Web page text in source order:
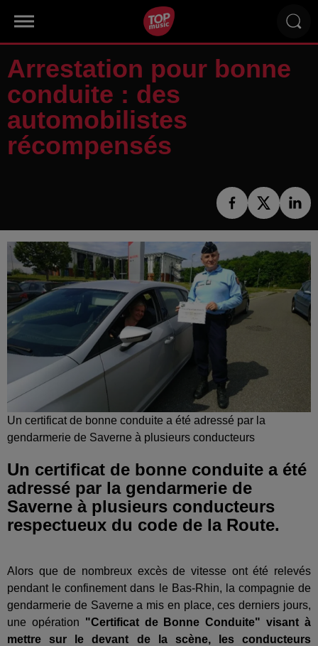
Arrestation pour bonne
conduite : des
automobilistes
récompensés
Un certificat de bonne conduite a été adressé par la
gendarmerie de Saverne à plusieurs conducteurs
Un certificat de bonne conduite a été
adressé par la gendarmerie de
Saverne à plusieurs conducteurs
respectueux du code de la Route.
Alors que de nombreux excès de vitesse ont été relevés
pendant le confinement dans le Bas-Rhin, la compagnie de
gendarmerie de Saverne a mis en place, ces derniers jours,
une opération "Certificat de Bonne Conduite" visant à
mettre sur le devant de la scène, les conducteurs